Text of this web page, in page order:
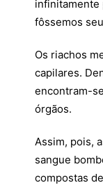
infinitamente
fôssemos
Os riachos
capilares.
encontram-
órgãos.
Assim, pois,
sangue
compostas